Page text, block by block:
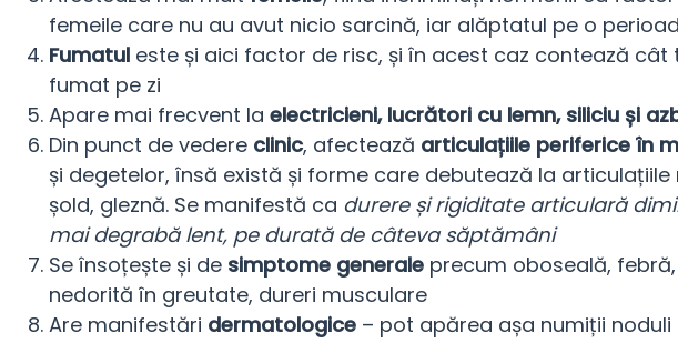
femeile care nu au avut nicio sarcină, iar alăptatul pe o
Fumatul este și aici factor de risc, și în acest caz contează
fumat pe zi
Apare mai frecvent la electricieni, lucrători cu lemn, siliciu și
Din punct de vedere clinic, afectează articulațiile periferice în
și degetelor, însă există și forme care debutează la
șold, gleznă. Se manifestă ca durere și rigiditate articulară
mai degrabă lent, pe durată de câteva săptămâni
Se însoțește și de simptome generale precum oboseală,
nedorită în greutate, dureri musculare
Are manifestări dermatologice – pot apărea așa numiții